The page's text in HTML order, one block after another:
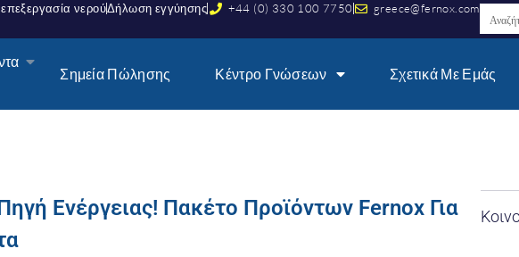
νερούΔήλωση εγγύησης +44 (0) 330 100 7750 greece@fernox.com
Σημεία Πώλησης Κέντρο Γνώσεων Σχετικά Με Εμάς
Ενέργειας! Πακέτο Προϊόντων Fernox Για